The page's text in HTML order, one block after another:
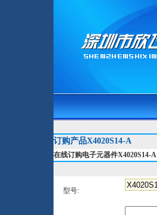
订购产品X4020S14-A
在线订购电子元器件X4020S14-A
型号: